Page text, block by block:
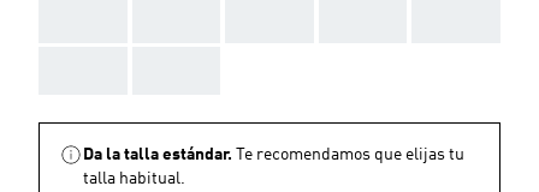
Da la talla estándar.
Te recomendamos que elijas tu
talla habitual.